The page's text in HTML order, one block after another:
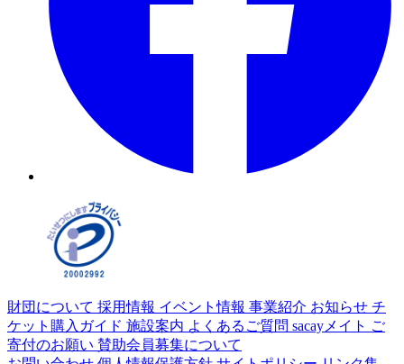
財団について 採用情報 イベント情報 事業紹介 お知らせ チ
ケット購入ガイド 施設案内 よくあるご質問 sacayメイト ご
寄付のお願い 賛助会員募集について